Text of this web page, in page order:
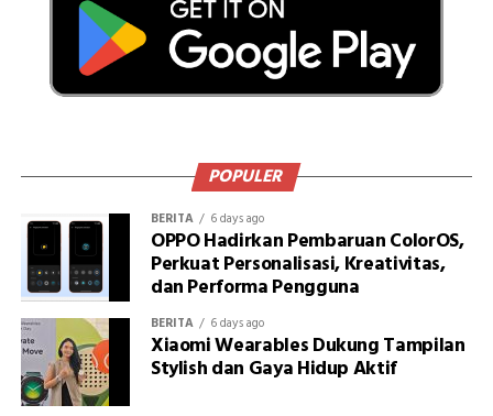
POPULER
BERITA 6 days ago
OPPO Hadirkan Pembaruan ColorOS,
Perkuat Personalisasi, Kreativitas,
dan Performa Pengguna
BERITA 6 days ago
Xiaomi Wearables Dukung Tampilan
Stylish dan Gaya Hidup Aktif